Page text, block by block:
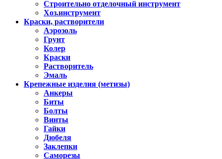
Строительно отделочный инструмент
Хоз.инструмент
Краски, растворители
Аэрозоль
Грунт
Колер
Краски
Растворитель
Эмаль
Крепежные изделия (метизы)
Анкеры
Биты
Болты
Винты
Гайки
Дюбеля
Заклепки
Саморезы